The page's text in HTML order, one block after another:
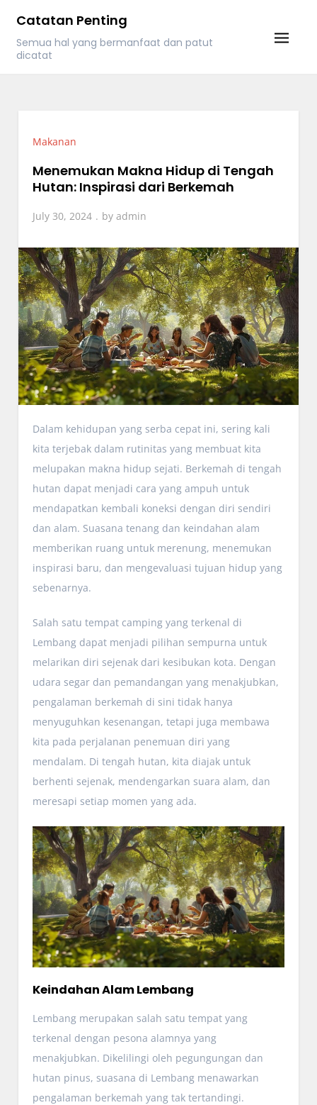
content
Catatan Penting
Semua hal yang bermanfaat dan patut
dicatat
Makanan
Menemukan Makna Hidup di Tengah
Hutan: Inspirasi dari Berkemah
July 30, 2024 byadmin
Dalam kehidupan yang serba cepat ini, sering kali
kita terjebak dalam rutinitas yang membuat kita
melupakan makna hidup sejati. Berkemah di tengah
hutan dapat menjadi cara yang ampuh untuk
mendapatkan kembali koneksi dengan diri sendiri
dan alam. Suasana tenang dan keindahan alam
memberikan ruang untuk merenung, menemukan
inspirasi baru, dan mengevaluasi tujuan hidup yang
sebenarnya.
Salah satu tempat camping yang terkenal di
Lembang dapat menjadi pilihan sempurna untuk
melarikan diri sejenak dari kesibukan kota. Dengan
udara segar dan pemandangan yang menakjubkan,
pengalaman berkemah di sini tidak hanya
menyuguhkan kesenangan, tetapi juga membawa
kita pada perjalanan penemuan diri yang
mendalam. Di tengah hutan, kita diajak untuk
berhenti sejenak, mendengarkan suara alam, dan
meresapi setiap momen yang ada.
Keindahan Alam Lembang
Lembang merupakan salah satu tempat yang
terkenal dengan pesona alamnya yang
menakjubkan. Dikelilingi oleh pegungungan dan
hutan pinus, suasana di Lembang menawarkan
pengalaman berkemah yang tak tertandingi.